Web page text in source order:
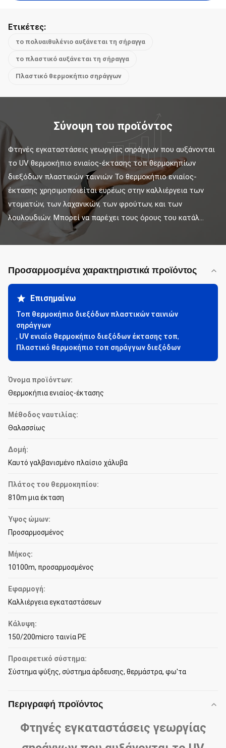
Ετικέτες:
το πολυαιθυλένιο αυξάνεται τη σήραγγα
το πλαστικό αυξάνεται τη σήραγγα
Πλαστικό θερμοκήπιο σηράγγων
Σύνοψη του προϊόντος
Φτηνές εγκαταστάσεις γεωργίας σηράγγων που αυξάνονται
το UV θερμοκήπιο ενιαίος-έκτασης τοπ θερμοκηπίων
διεξόδων πλαστικών ταινιών Το θερμοκήπιο ενιαίος-
έκτασης χρησιμοποιείται ευρέως στην καλλιέργεια των
ντοματών, των λαχανικών, των φρούτων, και των
λουλουδιών. Μπορεί να παρέχει τους όρους του κατάλ...
Προσαρμοσμένα χαρακτηριστικά προϊόντος
Επισημαίνω
Τοπ θερμοκήπιο διεξόδων πλαστικών ταινιών
σηράγγων
, UV ενιαίο θερμοκήπιο διεξόδων έκτασης τοπ,
Πλαστικό θερμοκήπιο τοπ σηράγγων διεξόδων
Όνομα προϊόντων:
Θερμοκήπια ενιαίος-έκτασης
Μέθοδος ναυτιλίας:
Θαλασσίως
Δομή:
Καυτό γαλβανισμένο πλαίσιο χάλυβα
Πλάτος του θερμοκηπίου:
810m μια έκταση
Ύψος ώμων:
Προσαρμοσμένος
Μήκος:
10100m, προσαρμοσμένος
Εφαρμογή:
Καλλιέργεια εγκαταστάσεων
Κάλυψη:
150/200micro ταινία PE
Προαιρετικό σύστημα:
Σύστημα ψύξης, σύστημα άρδευσης, θερμάστρα, φω'τα
Περιγραφή προϊόντος
Φτηνές εγκαταστάσεις γεωργίας